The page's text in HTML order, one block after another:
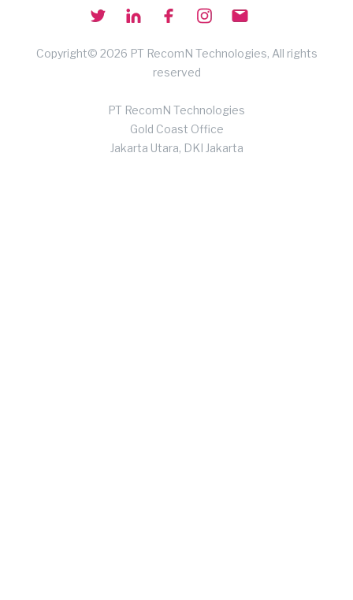
Copyright© 2026 PT RecomN Technologies, All rights
reserved
PT RecomN Technologies
Gold Coast Office
Jakarta Utara, DKI Jakarta